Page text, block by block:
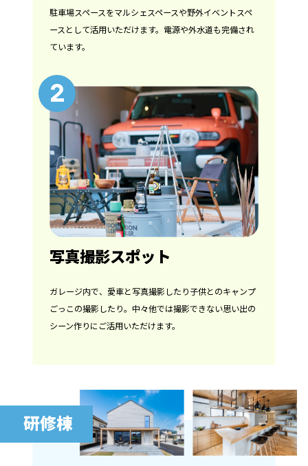
駐車場スペースをマルシェスペースや野外イベントスペ
ースとして活用いただけます。電源や外水道も完備され
ています。
2
写真撮影スポット
ガレージ内で、愛車と写真撮影したり子供とのキャンプ
ごっこの撮影したり。中々他では撮影できない思い出の
シーン作りにご活用いただけます。
研修棟